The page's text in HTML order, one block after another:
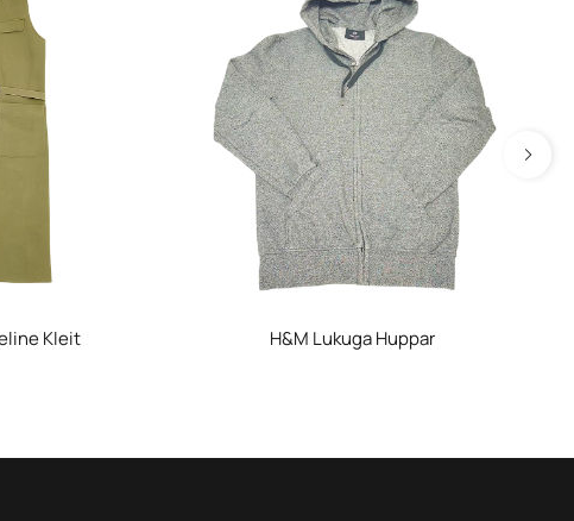
Kleit H&M Lukuga Huppar